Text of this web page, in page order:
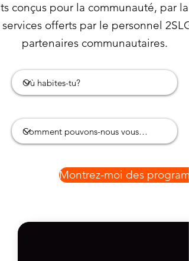
conçus pour la communauté, par la
offerts par le personnel
partenaires communautaires.
Montrez-moi des